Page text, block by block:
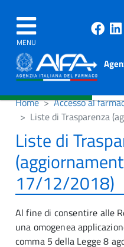
MENU
Home
Accesso al
Liste di Trasparenza
Liste di
17/12/2018)
Al fine di consentire alle
una omogenea
comma 5 della Legge 8